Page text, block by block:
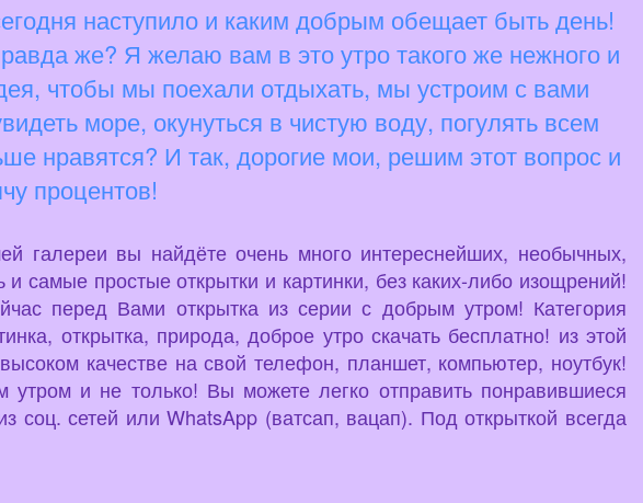
наступило и каким добрым обещает быть день!
же? Я желаю вам в это утро такого же нежного и
чтобы мы поехали отдыхать, мы устроим с вами
море, окунуться в чистую воду, погулять всем
нравятся? И так, дорогие мои, решим этот вопрос и
процентов!
галереи вы найдёте очень много интереснейших, необычных,
самые простые открытки и картинки, без каких-либо изощрений!
перед Вами открытка из серии с добрым утром! Категория
открытка, природа, доброе утро скачать бесплатно! из этой
качестве на свой телефон, планшет, компьютер, ноутбук!
и не только! Вы можете легко отправить понравившиеся
сетей или WhatsApp (ватсап, вацап). Под открыткой всегда